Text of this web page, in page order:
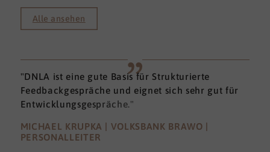
Alle ansehen
"DNLA ist eine gute Basis für Strukturierte
Feedbackgespräche und eignet sich sehr gut für
Entwicklungsgespräche."
MICHAEL KRUPKA | VOLKSBANK BRAWO |
PERSONALLEITER